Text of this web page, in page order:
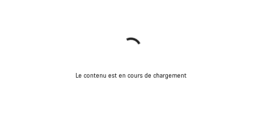
Le contenu est en cours de chargement